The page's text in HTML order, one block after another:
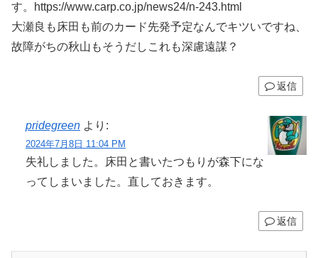
す。https://www.carp.co.jp/news24/n-243.html
大瀬良も床田も前のカード先発予定なんでキツいですね、
故障がちの秋山もそうだしこれも深慮遠謀？
返信
pridegreen より:
2024年7月8日 11:04 PM
失礼しました。床田と書いたつもりが森下にな
ってしまいました。直しておきます。
返信